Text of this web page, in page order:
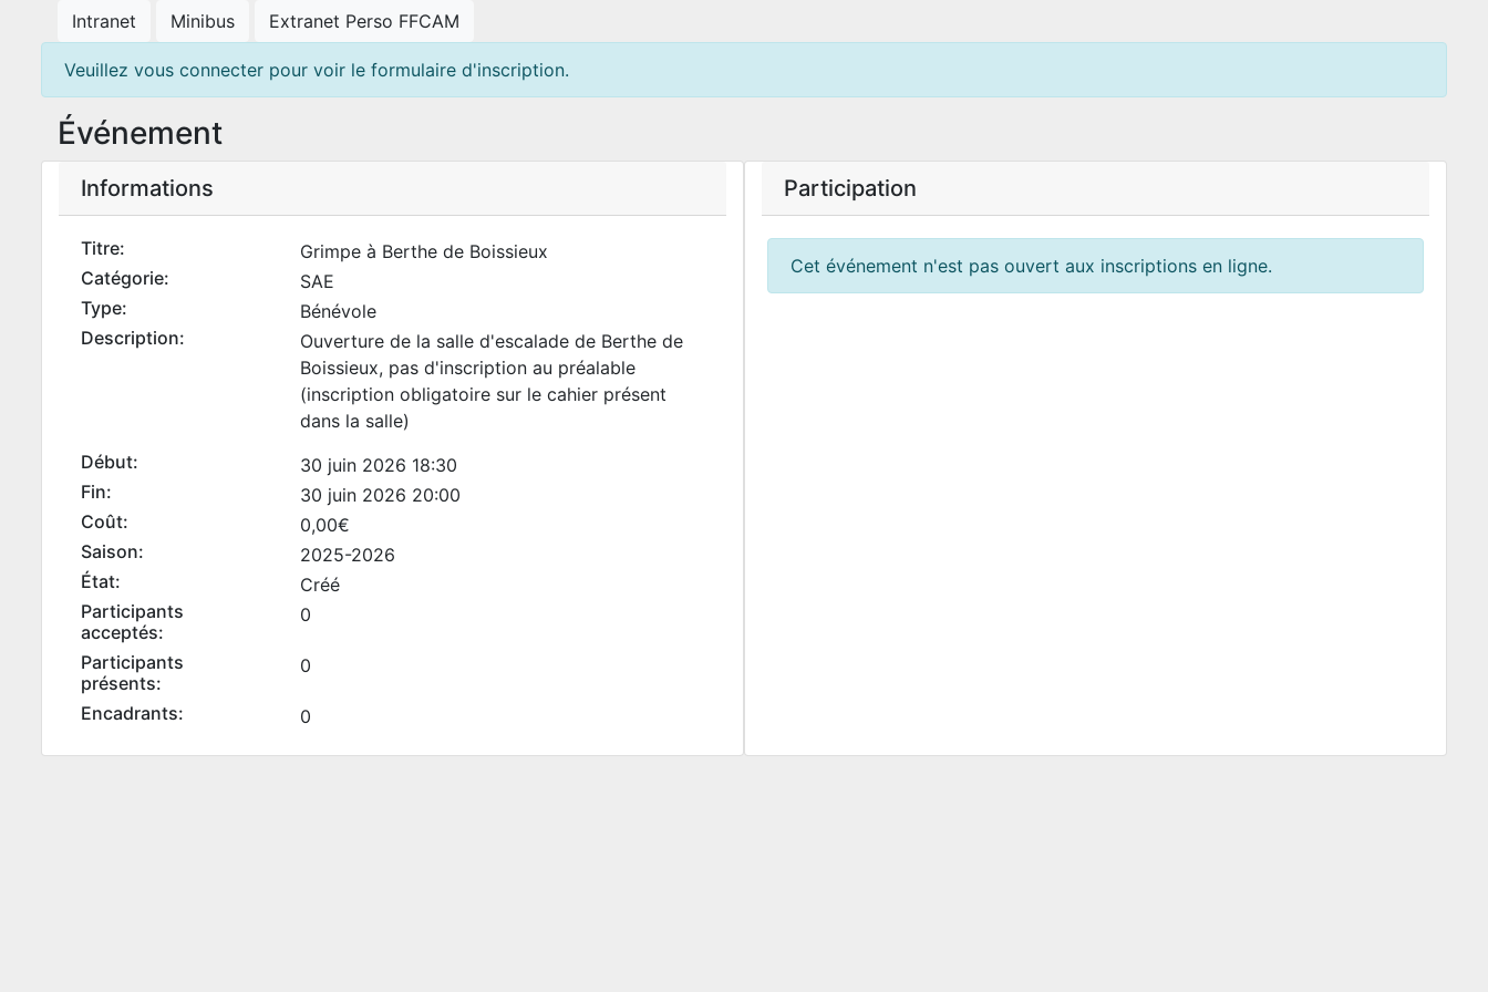
Intranet Minibus Extranet Perso FFCAM
Veuillez vous connecter pour voir le formulaire d'inscription.
Événement
Informations
Titre:
Grimpe à Berthe de Boissieux
Catégorie:
SAE
Type:
Bénévole
Description:
Ouverture de la salle d'escalade de Berthe de
Boissieux, pas d'inscription au préalable
(inscription obligatoire sur le cahier présent
dans la salle)
Début:
30 juin 2026 18:30
Fin:
30 juin 2026 20:00
Coût:
0,00€
Saison:
2025-2026
État:
Créé
Participants
acceptés:
0
Participants
présents:
0
Encadrants: 0
Participation
Cet événement n'est pas ouvert aux inscriptions en ligne.